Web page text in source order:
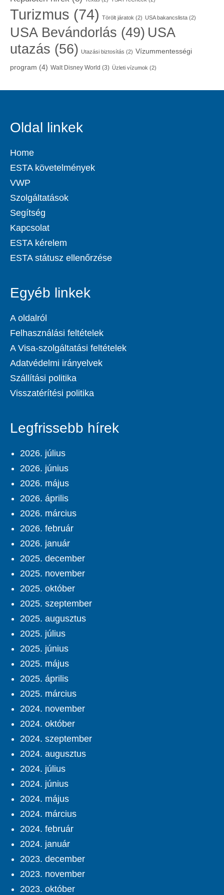
Turizmus (74) Törölt járatok (2) USA bakancslista (2)
USA Bevándorlás (49) USA
utazás (56) Utazási biztosítás (2) Vízummentességi
program (4) Walt Disney World (3) Üzleti vízumok (2)
Oldal linkek
Home
ESTA követelmények
VWP
Szolgáltatások
Segítség
Kapcsolat
ESTA kérelem
ESTA státusz ellenőrzése
Egyéb linkek
A oldalról
Felhasználási feltételek
A Visa-szolgáltatási feltételek
Adatvédelmi irányelvek
Szállítási politika
Visszatérítési politika
Legfrissebb hírek
2026. július
2026. június
2026. május
2026. április
2026. március
2026. február
2026. január
2025. december
2025. november
2025. október
2025. szeptember
2025. augusztus
2025. július
2025. június
2025. május
2025. április
2025. március
2024. november
2024. október
2024. szeptember
2024. augusztus
2024. július
2024. június
2024. május
2024. március
2024. február
2024. január
2023. december
2023. november
2023. október